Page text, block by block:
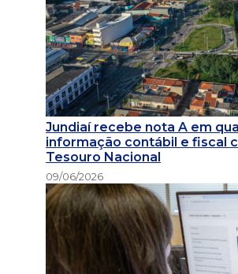
Jundiaí recebe nota A em
informação contábil e fiscal
Tesouro Nacional
09/06/2026